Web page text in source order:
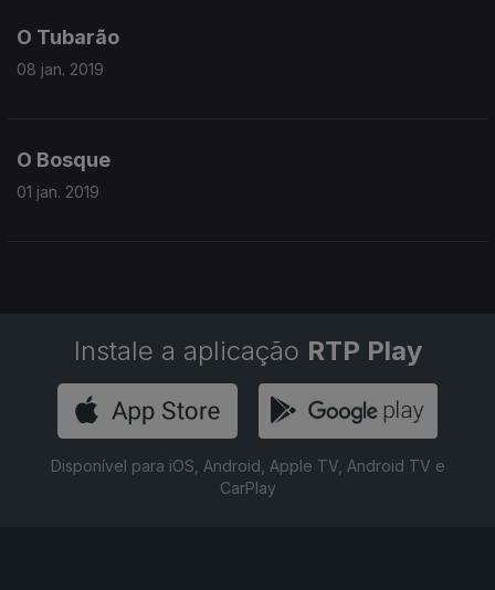
O Tubarão
08 jan. 2019
O Bosque
01 jan. 2019
Instale a aplicação RTP Play
Disponível para iOS, Android, Apple TV, Android TV e
CarPlay